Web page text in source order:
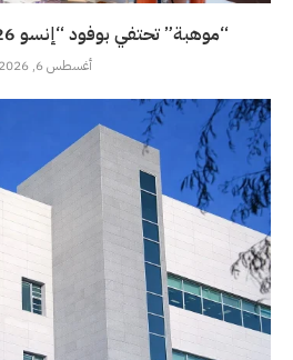
“موهبة” تحتفي بوفود “إنسو 2026” في ليلة عالمية
أغسطس 6, 2026